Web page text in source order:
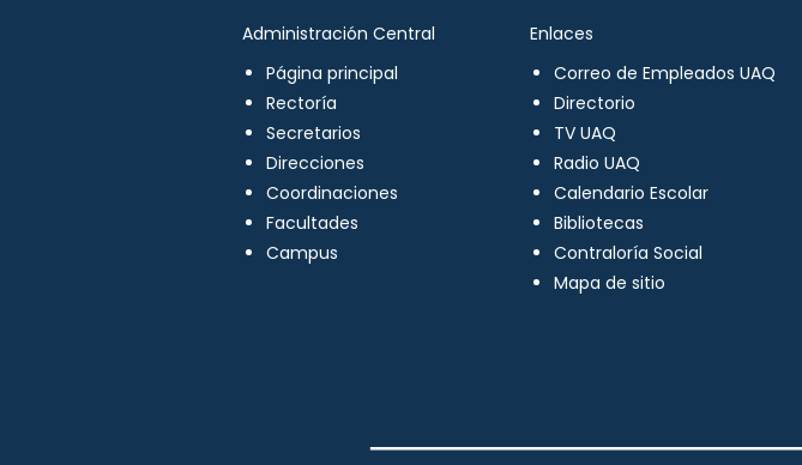
Administración Central
Página principal
Rectoría
Secretarios
Direcciones
Coordinaciones
Facultades
Campus
Enlaces
Correo de Empleados UAQ
Directorio
TV UAQ
Radio UAQ
Calendario Escolar
Bibliotecas
Contraloría Social
Mapa de sitio